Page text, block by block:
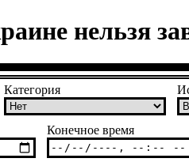
нельзя
Категория
Конечное время